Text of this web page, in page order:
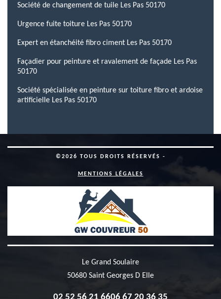
Société de changement de tuile Les Pas 50170
Urgence fuite toiture Les Pas 50170
Expert en étanchéité fibro ciment Les Pas 50170
Façadier pour peinture et ravalement de façade Les Pas
50170
Société spécialisée en peinture sur toiture fibro et ardoise
artificielle Les Pas 50170
©2026 TOUS DROITS RÉSERVÉS -
MENTIONS LÉGALES
Le Grand Soulaire
50680 Saint Georges D Elle